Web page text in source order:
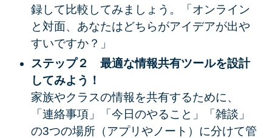
録して比較してみましょう。「オンライン
と対面、あなたはどちらがアイデアが出や
すいですか？」
ステップ２ 最適な情報共有ツールを設計
してみよう！
家族やクラスの情報を共有するために、
「連絡事項」「今日のやること」「雑談」
の3つの場所（アプリやノート）に分けて管